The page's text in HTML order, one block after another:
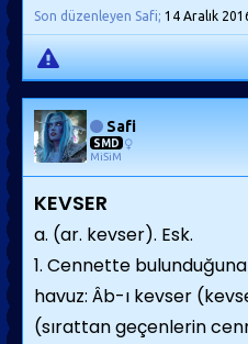
Son düzenleyen Safi; 14 Aralık
Safi
SMD
MiSiM
KEVSER
a. (ar. kevser). Esk.
1. Cennette
havuz: Âb-ı kevser
(sırattan geçenlerin